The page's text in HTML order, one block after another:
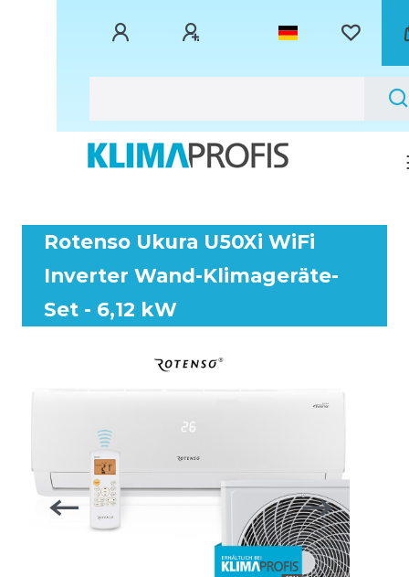
Rotenso Ukura U50Xi WiFi
Inverter Wand-Klimageräte-
Set - 6,12 kW